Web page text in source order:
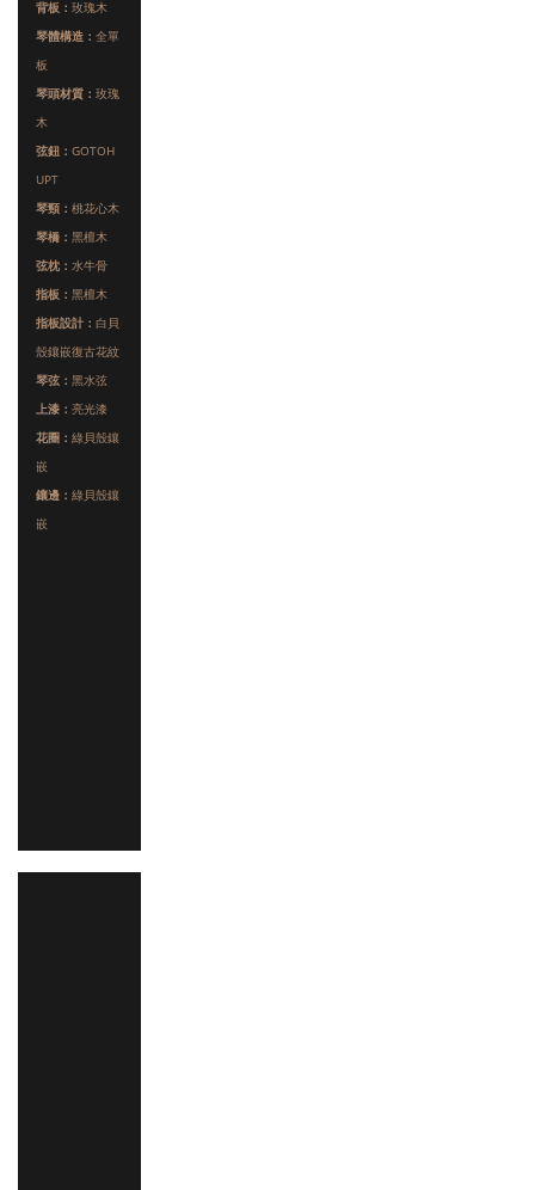
背板： 玫瑰木
琴體構造： 全單
板
琴頭材質： 玫瑰
木
弦鈕： GOTOH
UPT
琴頸： 桃花心木
琴橋： 黑檀木
弦枕： 水牛骨
指板： 黑檀木
指板設計： 白貝
殼鑲嵌復古花紋
琴弦： 黑水弦
上漆： 亮光漆
花圈： 綠貝殼鑲
嵌
鑲邊： 綠貝殼鑲
嵌